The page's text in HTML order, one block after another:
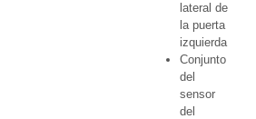
lateral de
la puerta
izquierda
Conjunto
del
sensor
del